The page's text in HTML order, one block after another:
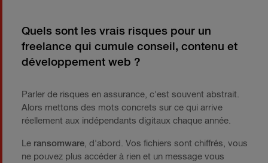
Quels sont les vrais risques pour un
freelance qui cumule conseil, contenu et
développement web ?
Parler de risques en assurance, c'est souvent abstrait.
Alors mettons des mots concrets sur ce qui arrive
réellement aux indépendants digitaux chaque année.
Le ransomware, d'abord. Vos fichiers sont chiffrés, vous
ne pouvez plus accéder à rien et un message vous